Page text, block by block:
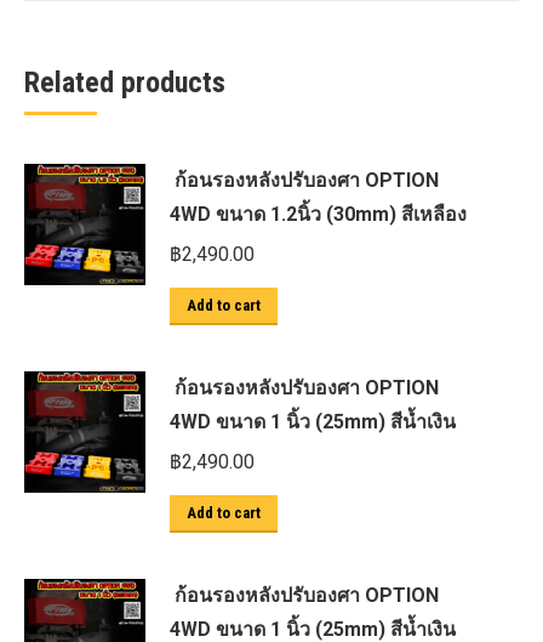
Related products
ก้อนรองหลังปรับองศา OPTION
4WD ขนาด 1.2นิ้ว (30mm) สีเหลือง
฿2,490.00
Add to cart
ก้อนรองหลังปรับองศา OPTION
4WD ขนาด 1 นิ้ว (25mm) สีน้ำเงิน
฿2,490.00
Add to cart
ก้อนรองหลังปรับองศา OPTION
4WD ขนาด 1 นิ้ว (25mm) สีน้ำเงิน